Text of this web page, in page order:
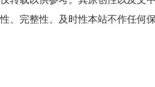
、完整性、及时性本站不作任何